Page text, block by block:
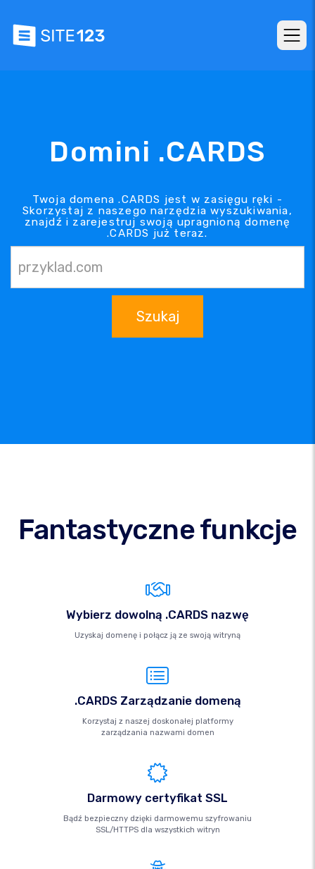
Domini .CARDS
Twoja domena .CARDS jest w zasięgu ręki -
Skorzystaj z naszego narzędzia wyszukiwania,
znajdź i zarejestruj swoją upragnioną domenę
.CARDS już teraz.
Szukaj
Fantastyczne funkcje
Wybierz dowolną .CARDS nazwę
Uzyskaj domenę i połącz ją ze swoją witryną
.CARDS Zarządzanie domeną
Korzystaj z naszej doskonałej platformy
zarządzania nazwami domen
Darmowy certyfikat SSL
Bądź bezpieczny dzięki darmowemu szyfrowaniu
SSL/HTTPS dla wszystkich witryn